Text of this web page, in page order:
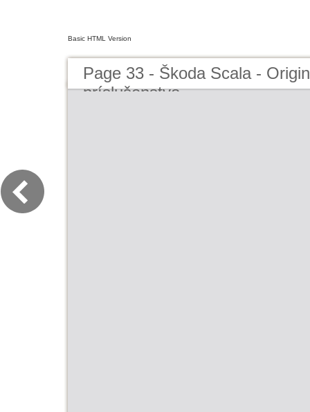
Basic HTML Version
Page 33 - Škoda Scala -
príslušenstvo